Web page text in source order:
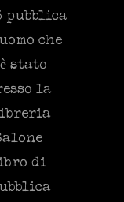
pubblica
che
stato
la
di